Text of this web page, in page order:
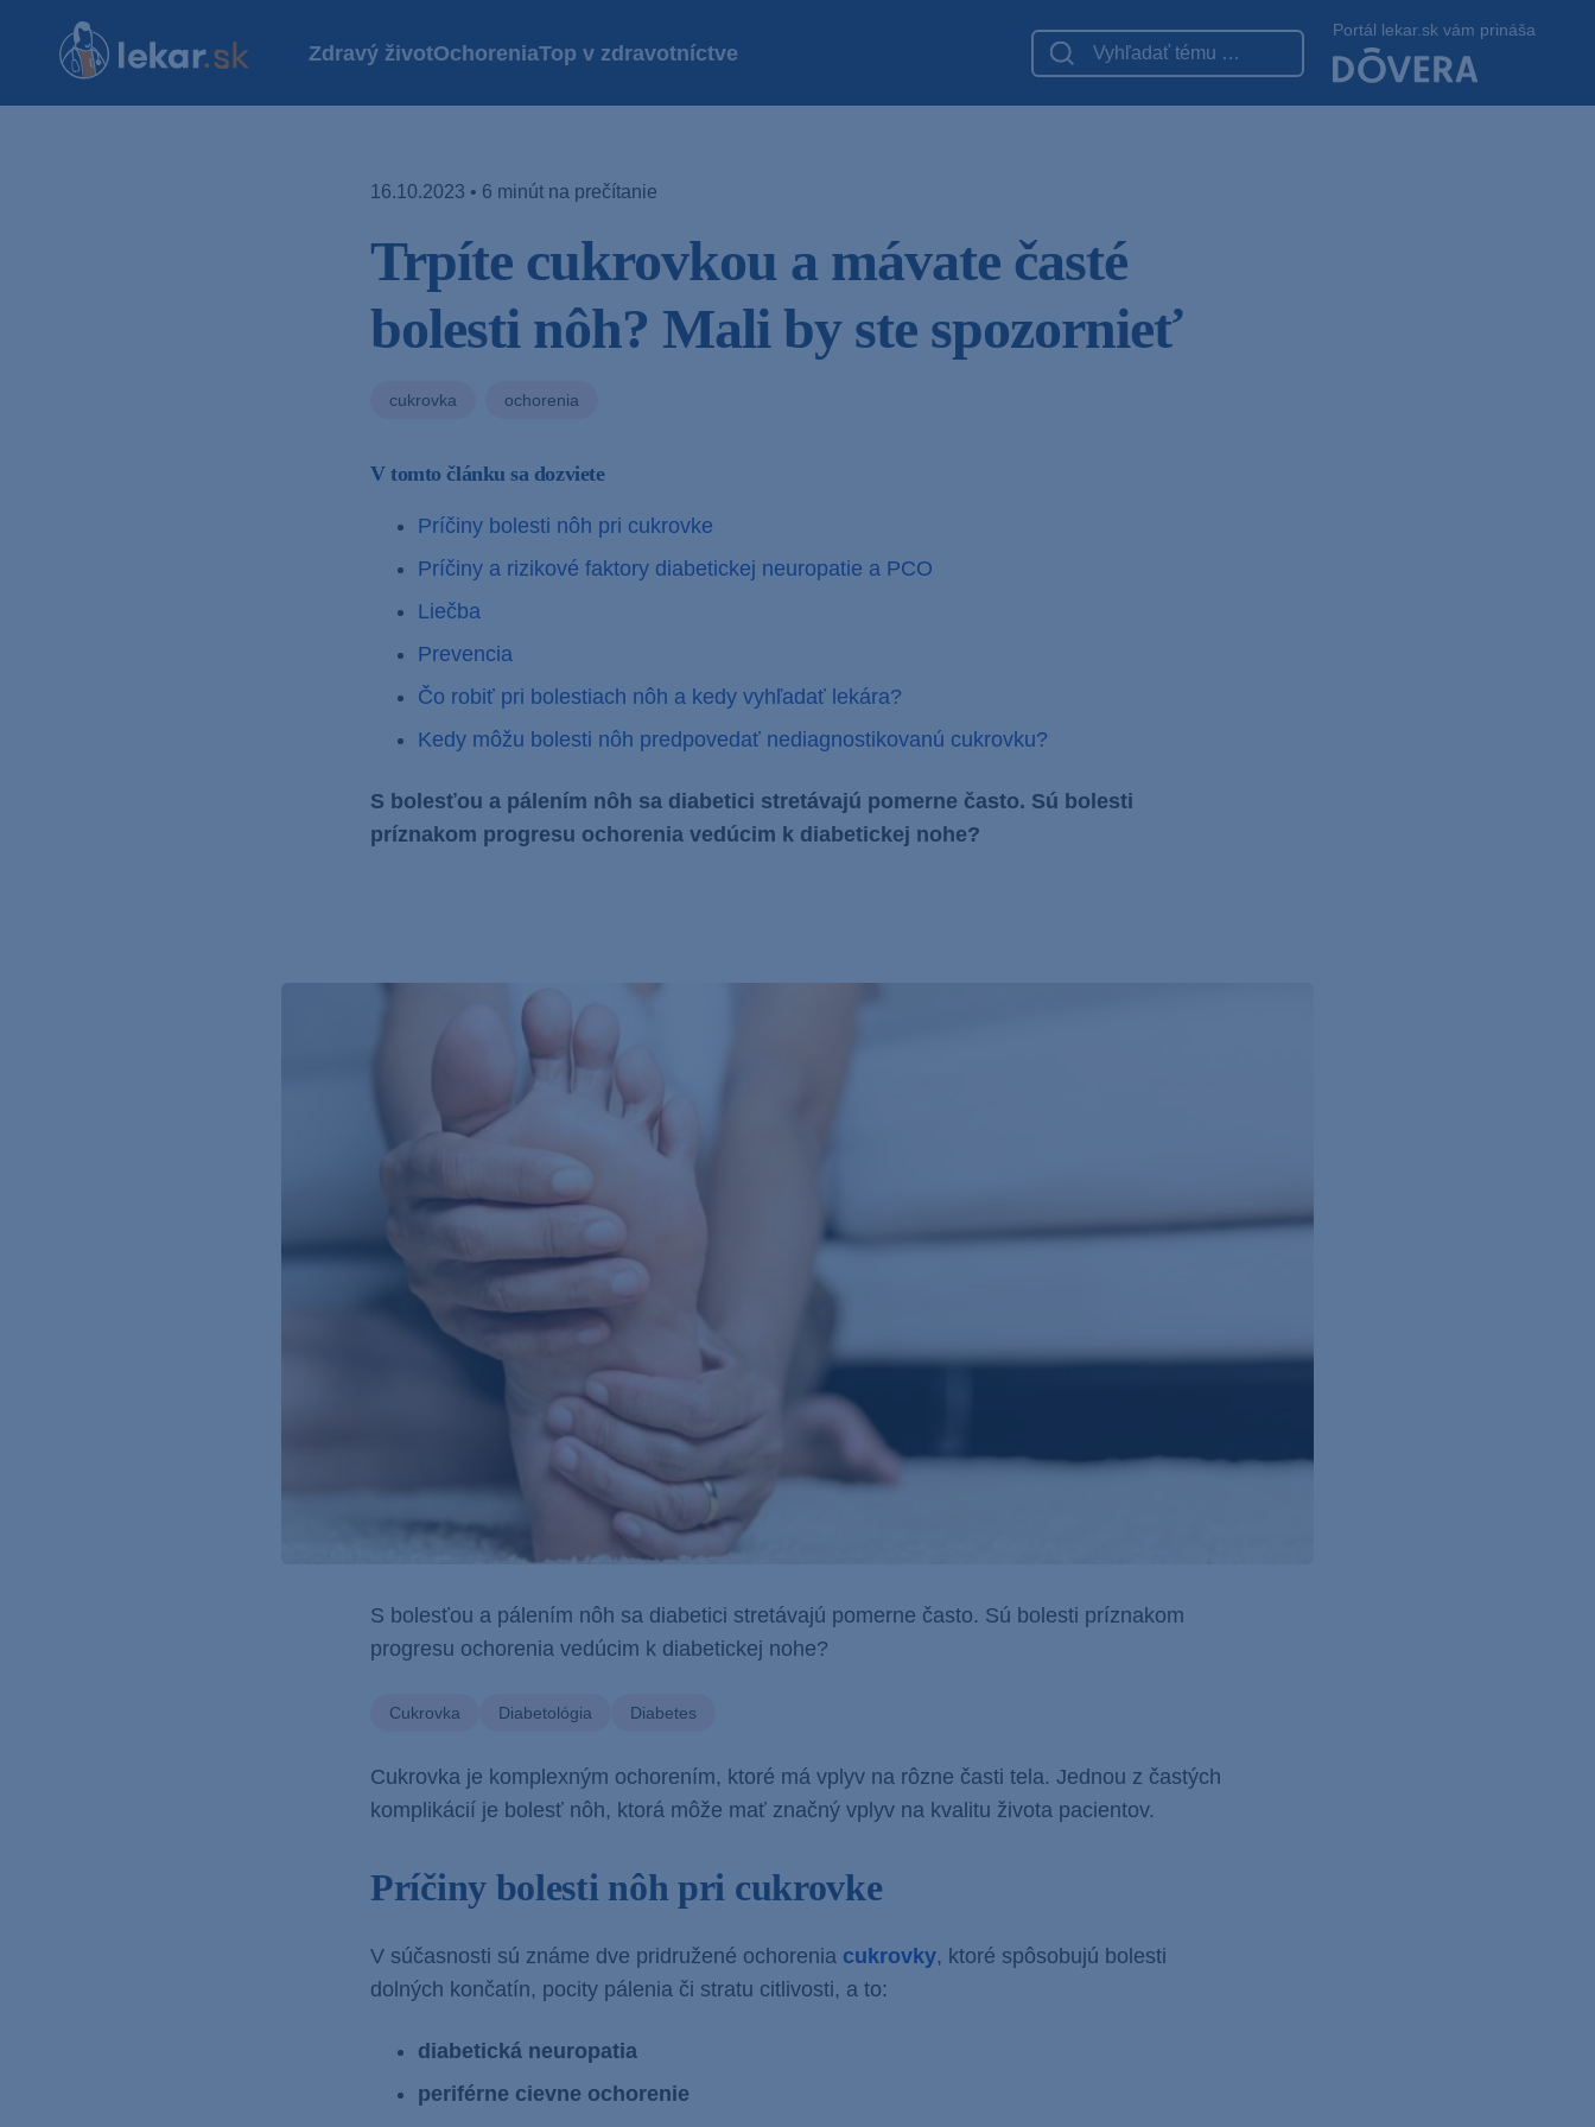
Zdravý životOchoreniaTop v zdravotníctve
Portál lekar.sk vám prináša
16.10.2023 • 6 minút na prečítanie
Trpíte cukrovkou a mávate časté
bolesti nôh? Mali by ste spozornieť
cukrovka ochorenia
V tomto článku sa dozviete
Príčiny bolesti nôh pri cukrovke
Príčiny a rizikové faktory diabetickej neuropatie a PCO
Liečba
Prevencia
Čo robiť pri bolestiach nôh a kedy vyhľadať lekára?
Kedy môžu bolesti nôh predpovedať nediagnostikovanú cukrovku?
S bolesťou a pálením nôh sa diabetici stretávajú pomerne často. Sú bolesti
príznakom progresu ochorenia vedúcim k diabetickej nohe?
S bolesťou a pálením nôh sa diabetici stretávajú pomerne často. Sú bolesti príznakom
progresu ochorenia vedúcim k diabetickej nohe?
Cukrovka Diabetológia Diabetes
Cukrovka je komplexným ochorením, ktoré má vplyv na rôzne časti tela. Jednou z častých
komplikácií je bolesť nôh, ktorá môže mať značný vplyv na kvalitu života pacientov.
Príčiny bolesti nôh pri cukrovke
V súčasnosti sú známe dve pridružené ochorenia cukrovky, ktoré spôsobujú bolesti
dolných končatín, pocity pálenia či stratu citlivosti, a to:
diabetická neuropatia
periférne cievne ochorenie